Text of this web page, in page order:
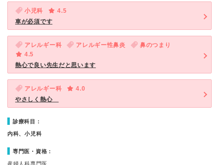
小児科
4.5
車が必須です
アレルギー科 アレルギー性鼻炎
鼻のつまり
4.5
熱心で良い先生だと思います
アレルギー科
4.0
やさしく熱心
診療科目：
内科、小児科
専門医・資格：
産婦人科専門医